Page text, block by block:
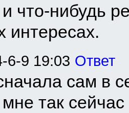
что-нибудь
интересах.
6-9 19:03 Ответ
сам в
так